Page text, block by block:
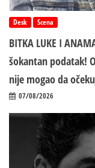
Desk Scena
BITKA LUKE I
šokantan podatak!
nije mogao da
07/08/2026